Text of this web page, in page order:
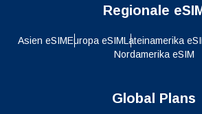
Regionale
Asien eSIMEuropa eSIMLateinamerika
Nordamerika eSIM
Global Plans